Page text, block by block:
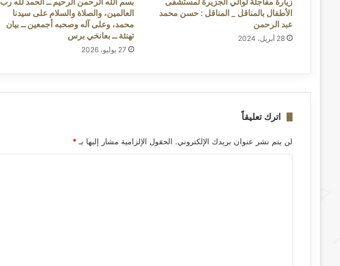
الأطفال بالمناقل _ المناقل : حسن محمد
عبد الرحمن
28 أبريل، 2024
العالمين، والصلاة والسلام على سيدنا
محمد، وعلى آله وصحبه أجمعين ــ بيان
تهنئة ــ بعانخي برس
27 يوليو، 2026
اترك تعليقاً
لن يتم نشر عنوان بريدك الإلكتروني. الحقول الإلزامية مشار إليها بـ*